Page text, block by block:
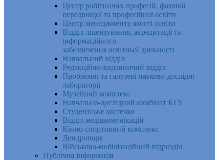
Центр робітничих професій, фахової
передвищої та професійної освіти
Центр менеджменту якості освіти
Відділ ліцензування, акредитації та
інформаційного
забезпечення освітньої діяльності
Навчальний відділ
Редакційно-видавничий відділ
Проблемні та галузеві науково-дослідні
лабораторії
Музейний комплекс
Навчально-дослідний комбінат БТУ
Студентське містечко
Відділ медіакомунікацій
Кінно-спортивний комплекс
Дендропарк
Військово-мобілізаційний підрозділ
Публічна інформація